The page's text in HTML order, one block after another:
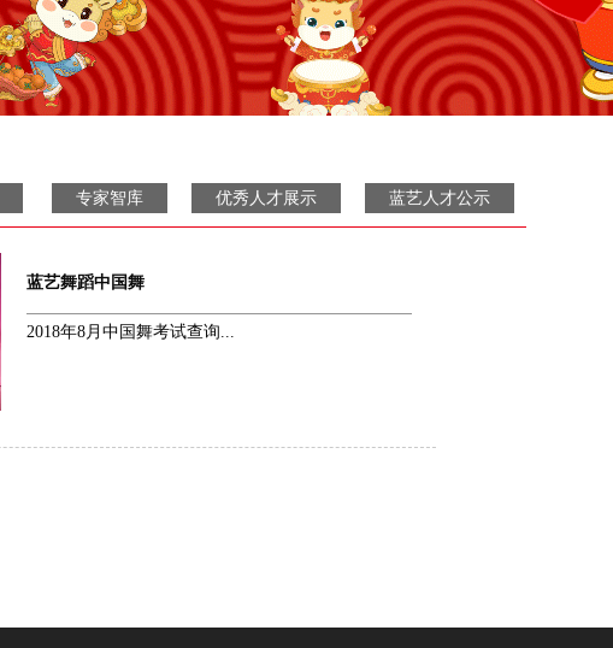
专家智库 优秀人才展示 蓝艺人才公示
蓝艺舞蹈中国舞
2018年8月中国舞考试查询...